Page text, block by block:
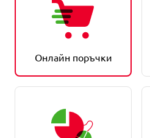
Онлайн поръчки